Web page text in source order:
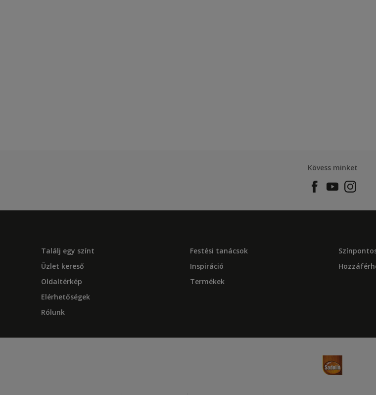
Kövess minket
Találj egy színt
Üzlet kereső
Oldaltérkép
Elérhetőségek
Rólunk
Festési tanácsok
Inspiráció
Termékek